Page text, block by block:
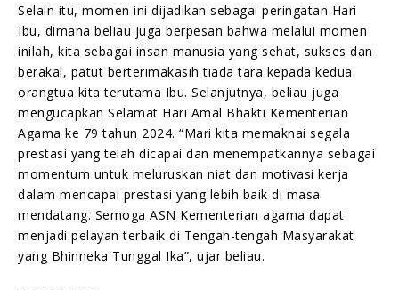
Selain itu, momen ini dijadikan sebagai peringatan Hari
Ibu, dimana beliau juga berpesan bahwa melalui momen
inilah, kita sebagai insan manusia yang sehat, sukses dan
berakal, patut berterimakasih tiada tara kepada kedua
orangtua kita terutama Ibu. Selanjutnya, beliau juga
mengucapkan Selamat Hari Amal Bhakti Kementerian
Agama ke 79 tahun 2024. “Mari kita memaknai segala
prestasi yang telah dicapai dan menempatkannya sebagai
momentum untuk meluruskan niat dan motivasi kerja
dalam mencapai prestasi yang lebih baik di masa
mendatang. Semoga ASN Kementerian agama dapat
menjadi pelayan terbaik di Tengah-tengah Masyarakat
yang Bhinneka Tunggal Ika”, ujar beliau.